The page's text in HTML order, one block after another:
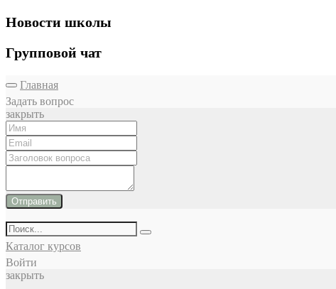
Новости школы
Групповой чат
Главная
Задать вопрос
закрыть
Отправить
Каталог курсов
Войти
закрыть